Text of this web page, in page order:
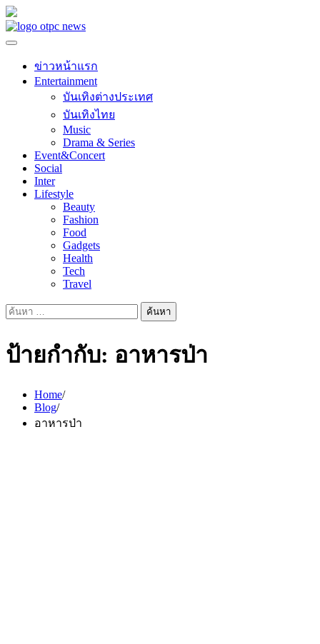
Skip
to
ข่าวหน้าแรก
Entertainment
บันเทิงต่างประเทศ
บันเทิงไทย
Music
Drama & Series
Event&Concert
Social
Inter
Lifestyle
Beauty
Fashion
Food
Gadgets
Health
Tech
Travel
ค้นหา
ป้ายกำกับ: อาหารป่า
Home
Blog
อาหารป่า